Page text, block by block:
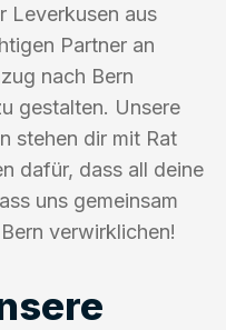
Leverkusen aus
Partner an
nach Bern
gestalten. Unsere
stehen dir mit Rat
dafür, dass all deine
uns gemeinsam
verwirklichen!